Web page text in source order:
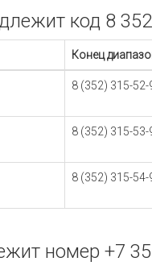
код 8
Конец
8 (352) 315-52-
8 (352) 315-53-
8 (352) 315-54-
номер +7